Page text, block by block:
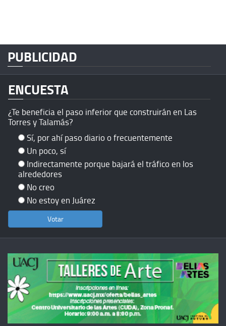
PUBLICIDAD
ENCUESTA
¿Te beneficia el paso inferior que construirán en Las
Torres y Talamás?
Sí, por ahí paso diario o frecuentemente
Un poco, sí
Indirectamente porque bajará el tráfico en los
alrededores
No creo
No estoy en Juárez